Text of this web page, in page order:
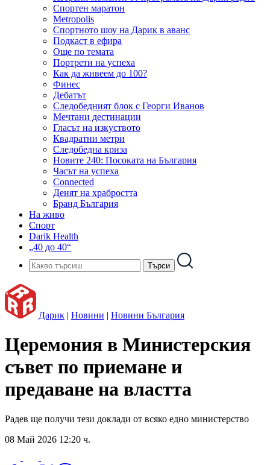
Спортен маратон
Metropolis
Спортното шоу на Дарик в аванс
Подкаст в ефира
Още по темата
Портрети на успеха
Как да живеем до 100?
Финес
Дебатът
Следобедният блок с Георги Иванов
Мечтани дестинации
Гласът на изкуството
Квадратни метри
Следобедна криза
Новите 240: Посоката на България
Часът на успеха
Connected
Денят на храбростта
Бранд България
На живо
Спорт
Darik Health
„40 до 40“
Дарик | Новини | Новини България
Церемония в Министерския
съвет по приемане и
предаване на властта
Радев ще получи тези доклади от всяко едно министерство
08 Май 2026 12:20 ч.